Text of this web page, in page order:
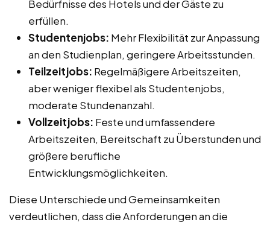
Bedürfnisse des Hotels und der Gäste zu
erfüllen.
Studentenjobs: Mehr Flexibilität zur Anpassung
an den Studienplan, geringere Arbeitsstunden.
Teilzeitjobs: Regelmäßigere Arbeitszeiten,
aber weniger flexibel als Studentenjobs,
moderate Stundenanzahl.
Vollzeitjobs: Feste und umfassendere
Arbeitszeiten, Bereitschaft zu Überstunden und
größere berufliche
Entwicklungsmöglichkeiten.
Diese Unterschiede und Gemeinsamkeiten
verdeutlichen, dass die Anforderungen an die